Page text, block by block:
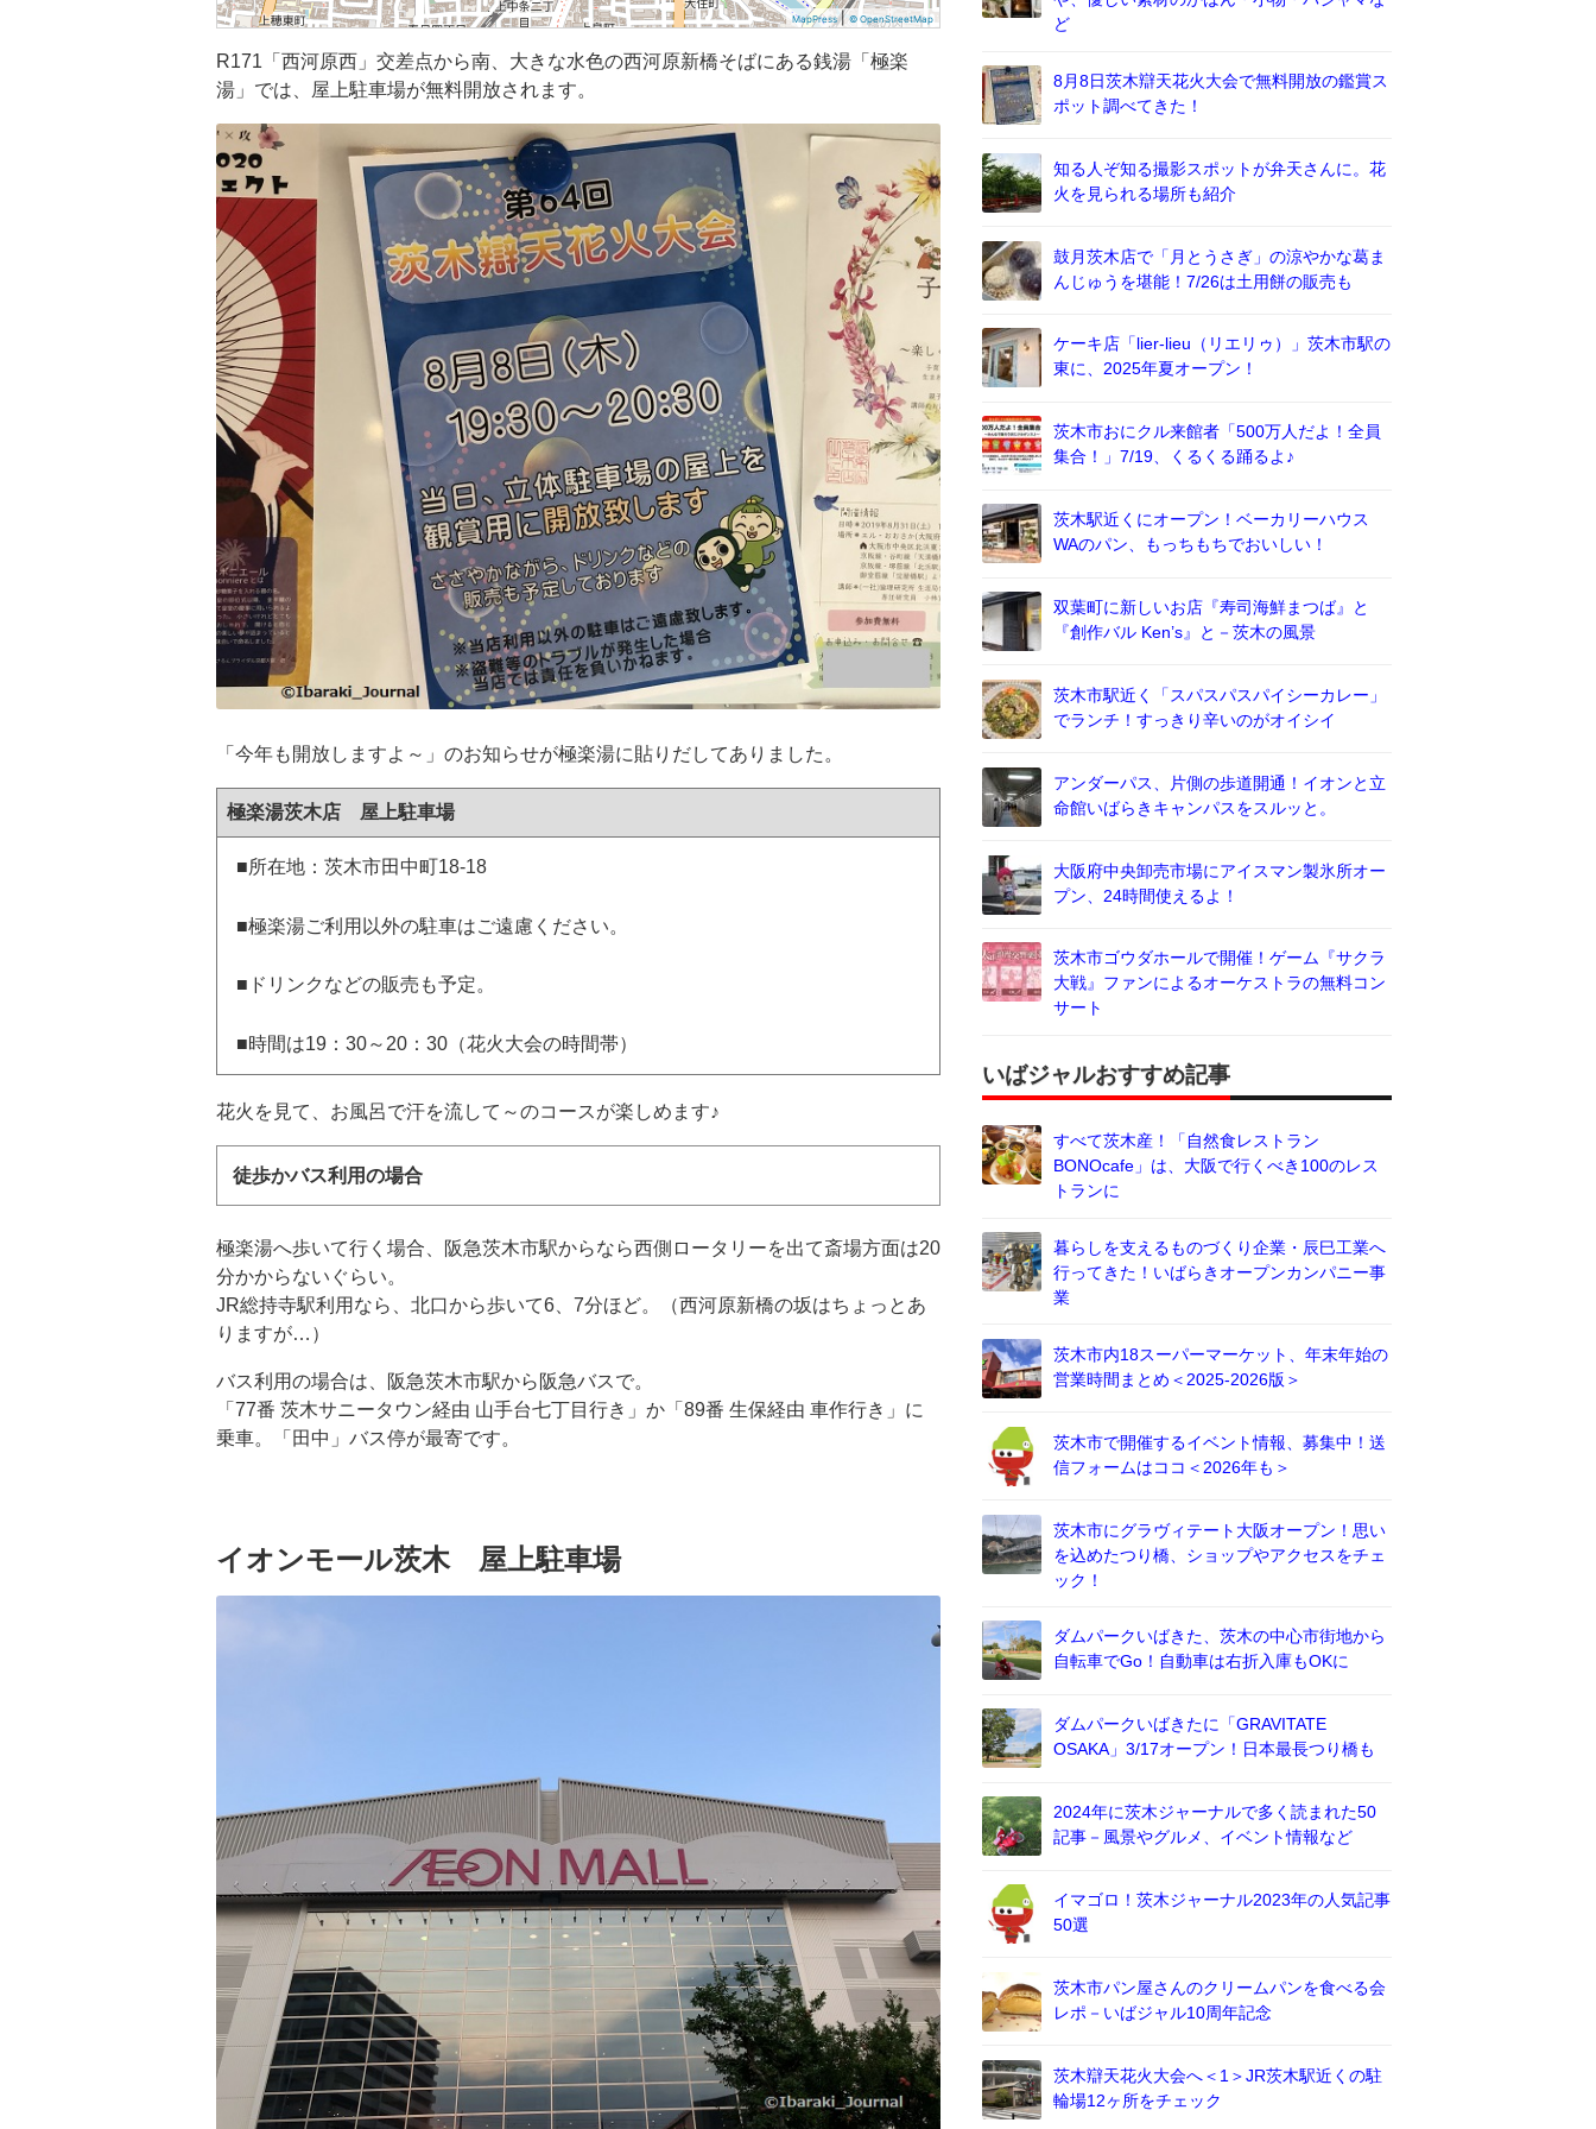
MapPress| © OpenStreetMap
R171「西河原西」交差点から南、大きな水色の西河原新橋そばにある銭湯「極楽
湯」では、屋上駐車場が無料開放されます。
「今年も開放しますよ～」のお知らせが極楽湯に貼りだしてありました。
極楽湯茨木店 屋上駐車場
■所在地：茨木市田中町18-18
■極楽湯ご利用以外の駐車はご遠慮ください。
■ドリンクなどの販売も予定。
■時間は19：30～20：30（花火大会の時間帯）
花火を見て、お風呂で汗を流して～のコースが楽しめます♪
徒歩かバス利用の場合
極楽湯へ歩いて行く場合、阪急茨木市駅からなら西側ロータリーを出て斎場方面は20
分かからないぐらい。
JR総持寺駅利用なら、北口から歩いて6、7分ほど。（西河原新橋の坂はちょっとあ
りますが…）
バス利用の場合は、阪急茨木市駅から阪急バスで。
「77番 茨木サニータウン経由 山手台七丁目行き」か「89番 生保経由 車作行き」に
乗車。「田中」バス停が最寄です。
イオンモール茨木 屋上駐車場
ど
8月8日茨木辯天花火大会で無料開放の鑑賞ス
ポット調べてきた！
知る人ぞ知る撮影スポットが弁天さんに。花
火を見られる場所も紹介
鼓月茨木店で「月とうさぎ」の涼やかな葛ま
んじゅうを堪能！7/26は土用餅の販売も
ケーキ店「lier-lieu（リエリゥ）」茨木市駅の
東に、2025年夏オープン！
茨木市おにクル来館者「500万人だよ！全員
集合！」7/19、くるくる踊るよ♪
茨木駅近くにオープン！ベーカリーハウス
WAのパン、もっちもちでおいしい！
双葉町に新しいお店『寿司海鮮まつば』と
『創作バル Ken’s』と－茨木の風景
茨木市駅近く「スパスパスパイシーカレー」
でランチ！すっきり辛いのがオイシイ
アンダーパス、片側の歩道開通！イオンと立
命館いばらきキャンパスをスルッと。
大阪府中央卸売市場にアイスマン製氷所オー
プン、24時間使えるよ！
茨木市ゴウダホールで開催！ゲーム『サクラ
大戦』ファンによるオーケストラの無料コン
サート
いばジャルおすすめ記事
すべて茨木産！「自然食レストラン
BONOcafe」は、大阪で行くべき100のレス
トランに
暮らしを支えるものづくり企業・辰巳工業へ
行ってきた！いばらきオープンカンパニー事
業
茨木市内18スーパーマーケット、年末年始の
営業時間まとめ＜2025-2026版＞
茨木市で開催するイベント情報、募集中！送
信フォームはココ＜2026年も＞
茨木市にグラヴィテート大阪オープン！思い
を込めたつり橋、ショップやアクセスをチェ
ック！
ダムパークいばきた、茨木の中心市街地から
自転車でGo！自動車は右折入庫もOKに
ダムパークいばきたに「GRAVITATE
OSAKA」3/17オープン！日本最長つり橋も
2024年に茨木ジャーナルで多く読まれた50
記事－風景やグルメ、イベント情報など
イマゴロ！茨木ジャーナル2023年の人気記事
50選
茨木市パン屋さんのクリームパンを食べる会
レポ－いばジャル10周年記念
茨木辯天花火大会へ＜1＞JR茨木駅近くの駐
輪場12ヶ所をチェック